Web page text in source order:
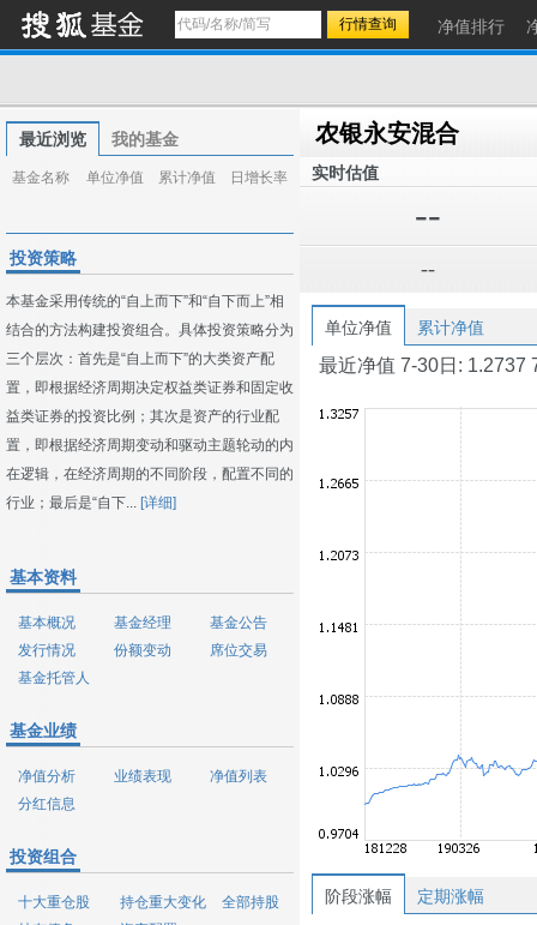
净值排行
最近浏览 我的基金
基金名称 单位净值 累计净值 日增长率
投资策略
本基金采用传统的“自上而下”和“自下而上”相
结合的方法构建投资组合。具体投资策略分为
三个层次：首先是“自上而下”的大类资产配
置，即根据经济周期决定权益类证券和固定收
益类证券的投资比例；其次是资产的行业配
置，即根据经济周期变动和驱动主题轮动的内
在逻辑，在经济周期的不同阶段，配置不同的
行业；最后是“自下... [详细]
基本资料
基本概况 基金经理
基金公告
发行情况
份额变动
席位交易
基金托管人
基金业绩
净值分析 业绩表现
净值列表
分红信息
投资组合
十大重仓股 持仓重大变化
全部持股
农银永安混合
实时估值
--
--
单位净值 累计净值
最近净值 7-30日: 1.2737
阶段涨幅 定期涨幅